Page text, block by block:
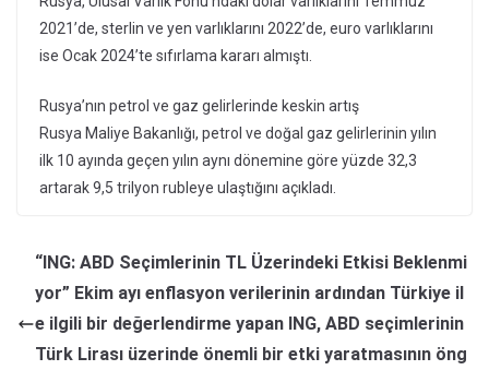
2021’de, sterlin ve yen varlıklarını 2022’de, euro varlıklarını
ise Ocak 2024’te sıfırlama kararı almıştı.
Rusya’nın petrol ve gaz gelirlerinde keskin artış
Rusya Maliye Bakanlığı, petrol ve doğal gaz gelirlerinin yılın
ilk 10 ayında geçen yılın aynı dönemine göre yüzde 32,3
artarak 9,5 trilyon rubleye ulaştığını açıkladı.
“ING: ABD Seçimlerinin TL Üzerindeki Etkisi Beklenmi
yor” Ekim ayı enflasyon verilerinin ardından Türkiye il
e ilgili bir değerlendirme yapan ING, ABD seçimlerinin
Türk Lirası üzerinde önemli bir etki yaratmasının öng